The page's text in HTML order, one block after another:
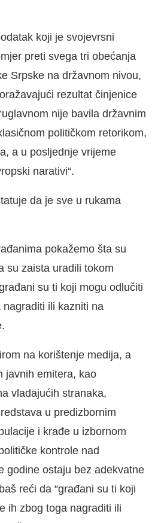
koji je svojevrsni
preti svega tri obećanja
Srpske na državnom nivou,
rezultat činjenice
nije bavila državnim
političkom retorikom,
a u posljednje vrijeme
narativi“.
da je sve u rukama
pokažemo šta su
su zaista uradili tokom
su ti koji mogu odlučiti
ili kazniti na
na korištenje medija, a
javnih emitera, kao
vladajućih stranaka,
u predizbornim
i krađe u izbornom
kontrole nad
godine ostaju bez adekvatne
reći da “građani su ti koji
ih zbog toga nagraditi ili